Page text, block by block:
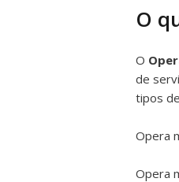
O
O
de
tipos
Opera
Opera